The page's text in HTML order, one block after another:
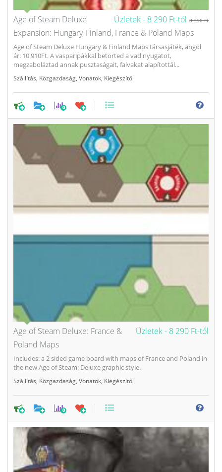
Üzletek - 8 290 Ft-tól 8 390 Ft
Age of Steam Deluxe
Expansion: Hungary, Finland, France & Poland Maps
Age of Steam Deluxe Hungary & Finland Maps társasjáték, angol
ár: 10 910Ft. A vasparipákkal betörted a vad nyugatot,
megzaboláztad annak pusztaságait, falvakat alapítottál...
Szállítás Közgazdaság Vonatok Kiegészítő
0
Üzletek - 8 290 Ft-tól
Age of Steam Deluxe: France &
Poland Maps
Includes: a 2 sided game board with maps of France and Poland in
the new Age of Steam: Deluxe graphic style.
Szállítás Közgazdaság Vonatok Kiegészítő
0